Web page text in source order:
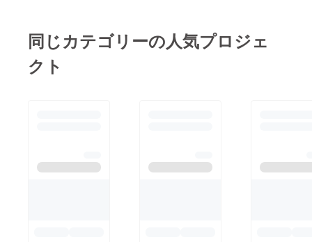
場の方が、自分で使う
必要最小限の機能だけ
りませんが、仕上げの
最終段階が一番難し
同じカテゴリーの人気プロジェ
クト